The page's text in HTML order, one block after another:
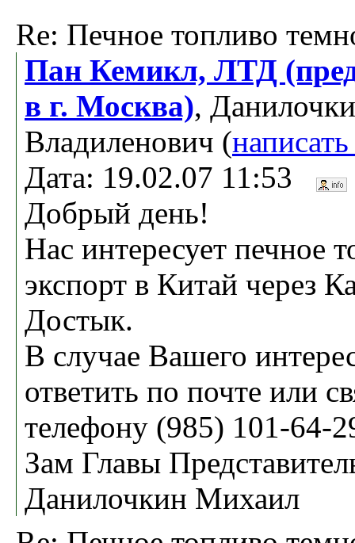
Re: Печное топливо
Пан Кемикл, ЛТД
в г. Москва),
Владиленович (
Дата: 19.02.07 11:53
Добрый день!
Нас интересует печное
экспорт в Китай через
Достык.
В случае Вашего
ответить по почте или
телефону (985) 101-64-
Зам Главы
Данилочкин Михаил